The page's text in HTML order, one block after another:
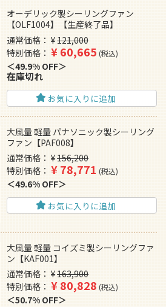
オーデリック製シーリングファン
【OLF1004】【生産終了品】
通常価格
¥121,000
特別価格
¥60,665 税込
49.9% OFF
在庫切れ
お気に入りに追加
大風量 軽量 パナソニック製シーリング
ファン【PAF008】
通常価格
¥156,200
特別価格
¥78,771 税込
49.6% OFF
お気に入りに追加
大風量 軽量 コイズミ製シーリングファ
ン【KAF001】
通常価格
¥163,900
特別価格
¥80,828 税込
50.7% OFF